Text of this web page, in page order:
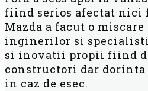
fiind serios afectat nici
Mazda a facut o
inginerilor si
si inovatii propii fiind
constructori dar dorinta
in caz de esec.